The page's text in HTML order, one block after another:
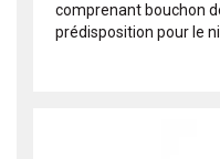
comprenant bouchon
prédisposition pour le